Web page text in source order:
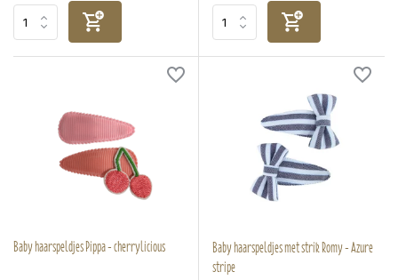
Baby haarspeldjes Pippa - cherrylicious
Baby haarspeldjes met strik Romy - Azure
stripe